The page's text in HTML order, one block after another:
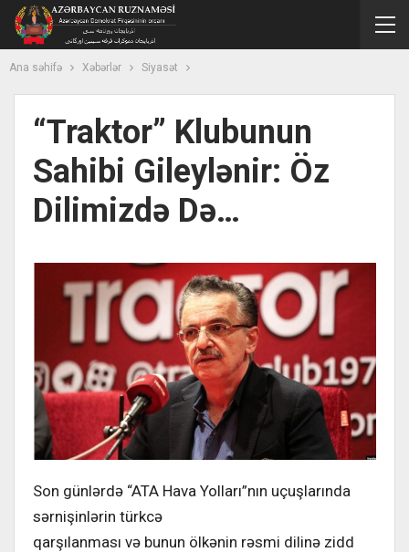
Ana səhifə Xəbərlər Siyasət
“Traktor” Klubunun
Sahibi Gileylənir: Öz
Dilimizdə Də…
Son günlərdə “ATA Hava Yolları”nın uçuşlarında
sərnişinlərin türkcə
qarşılanması və bunun ölkənin rəsmi dilinə zidd